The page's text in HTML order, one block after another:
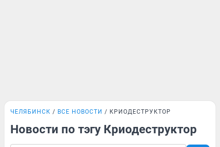
ЧЕЛЯБИНСК ВСЕ НОВОСТИ КРИОДЕСТРУКТОР
Новости по тэгу Криодеструктор